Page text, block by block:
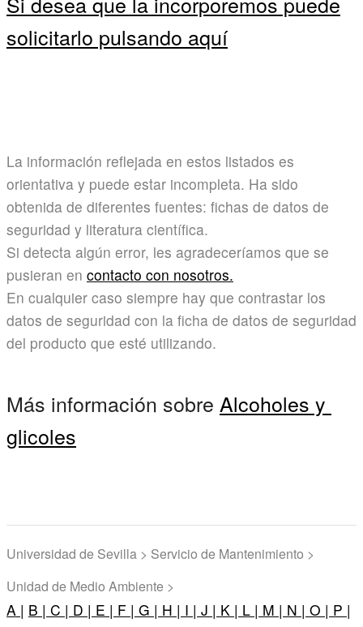
solicitarlo pulsando aquí
La información reflejada en estos listados es
orientativa y puede estar incompleta. Ha sido
obtenida de diferentes fuentes: fichas de datos de
seguridad y literatura científica.
Si detecta algún error, les agradeceríamos que se
pusieran en contacto con nosotros.
En cualquier caso siempre hay que contrastar los
datos de seguridad con la ficha de datos de seguridad
del producto que esté utilizando.
Más información sobre Alcoholes y
glicoles
Universidad de Sevilla > Servicio de Mantenimiento >
Unidad de Medio Ambiente >
A | B | C | D | E | F | G | H | I | J | K | L | M | N | O | P |